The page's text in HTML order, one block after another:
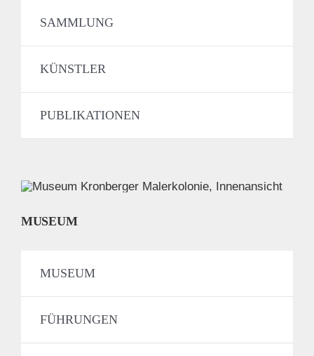
SAMMLUNG
KÜNSTLER
PUBLIKATIONEN
MUSEUM
MUSEUM
FÜHRUNGEN